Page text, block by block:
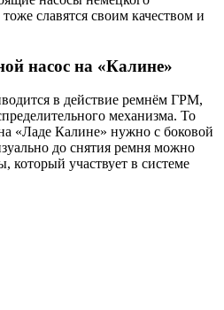
славятся своим качеством и
насос на «Калине»
в действие ремнём ГРМ,
механизма. То
«Ладе Калине» нужно с боковой
до снятия ремня можно
который участвует в системе